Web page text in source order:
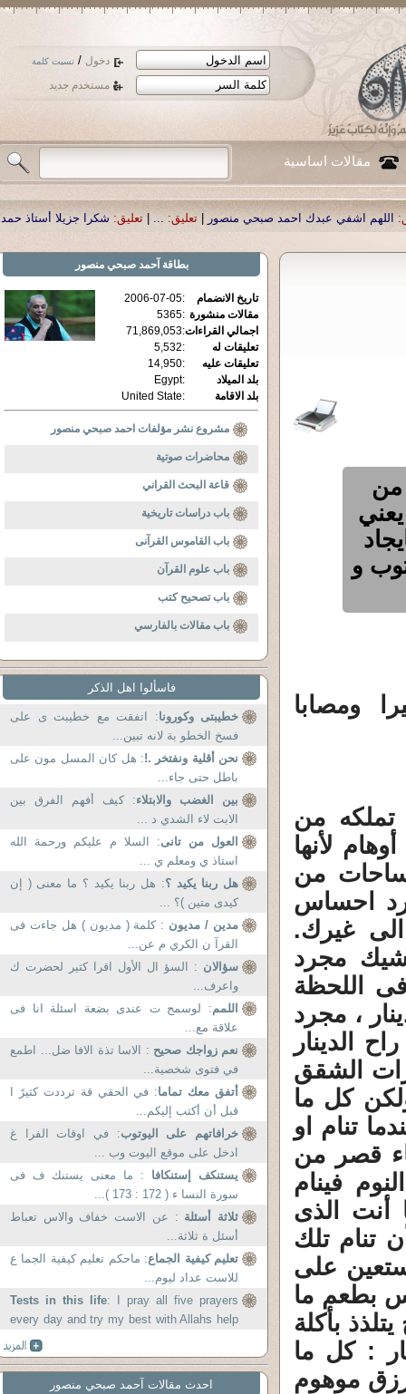
دخول / نسيت كلمة
مستخدم جديد
مقالات اساسية
منصور|تعليق: ...
|تعليق: شكرا جزيلا أستاذ حمد الحمد .أكرمكم الله .|تعليق:
من
و
ومصابا
تملكه من
لأنها
من
احساس
غيرك.
مجرد
اللحظة
، مجرد
الدينار
الشقق
كل ما
تنام او
قصر من
فينام
أنت الذى
تنام تلك
على
بطعم ما
بأكلة
: كل ما
موهوم
بطاقة آحمد صبحي منصور
تاريخ الانضمام :
2006-07-05
مقالات منشورة :
5365
اجمالي القراءات:
71,869,053
تعليقات له
:
5,532
تعليقات عليه
:
14,950
بلد الميلاد
:
Egypt
بلد الاقامة
:
United State
مشروع نشر مؤلفات احمد صبحي منصور
محاضرات صوتية
قاعة البحث القراني
باب دراسات تاريخية
باب القاموس القرآنى
باب علوم القرآن
باب تصحيح كتب
باب مقالات بالفارسي
فاسألوا اهل الذكر
خطيبتى وكورونا: اتفقت مع خطيبت ى على
فسخ الخطو بة لانه تبين...
نحن أقلية ونفتخر .!: هل كان المسل مون على
باطل حتى جاء...
بين الغضب والابتلاء: كيف أفهم الفرق بين
الابت لاء الشدي د ...
العول من تانى: السلا م عليكم ورحمة الله
استاذ ي ومعلم ي ...
هل ربنا يكيد ؟: هل ربنا يكيد ؟ ما معنى ( إن
كيدى متين )؟ ...
مدين / مديون : كلمة ( مديون ) هل جاءت فى
القرآ ن الكري م عن...
سؤالان : السؤ ال الأول اقرا كتير لحضرت ك
واعرف...
اللمم: لوسمح ت عندى بضعة اسئلة انا فى
علاقة مع...
نعم زواجك صحيح : الاسا تذة الافا ضل... اطمع
في فتوى شخصية...
أتفق معك تماما: في الحقي قة ترددت كثيرً ا
قبل أن أكتب إليكم...
خرافاتهم على اليوتوب: في اوقات الفرا غ
ادخل على موقع اليوت وب ...
يستنكف إستنكافا : ما معنى يستنك ف فى
سورة النسا ء ( 172 : 173 )...
ثلاثة أسئلة : عن الاست خفاف والاس تعباط
أسئل ة ثلاثة...
تعليم كيفية الجماع: ماحكم تعليم كيفية الجما ع
للاست عداد ليوم...
Tests in this life: I pray all five prayers
every day and try my best with Allahs help
احدث مقالات آحمد صبحي منصور